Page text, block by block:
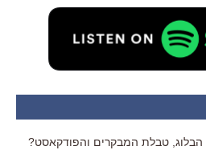
הבלוג, טבלת המבקרים והפודקאסט?